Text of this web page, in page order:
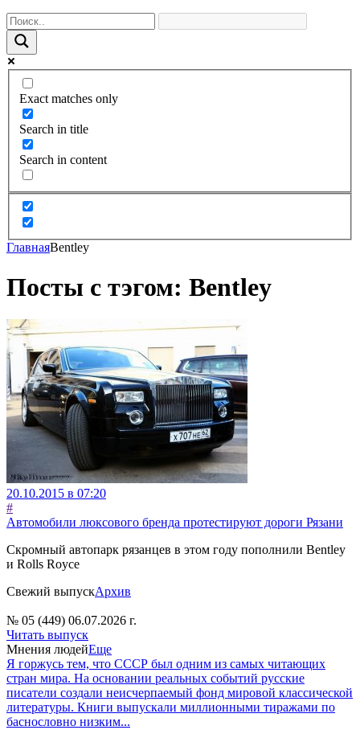
Exact matches only
Search in title
Search in content
ГлавнаяBentley
Посты с тэгом: Bentley
20.10.2015 в 07:20
#
Автомобили люксового бренда протестируют дороги Рязани
Скромный автопарк рязанцев в этом году пополнили Bentley
и Rolls Royce
Свежий выпускАрхив
№ 05 (449) 06.07.2026 г.
Читать выпуск
Мнения людейЕще
Я горжусь тем, что СССР был одним из самых читающих
стран мира. На основании реальных событий русские
писатели создали неисчерпаемый фонд мировой классической
литературы. Книги выпускали миллионными тиражами по
баснословно низким...